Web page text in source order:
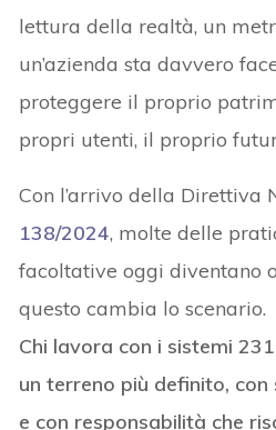
lettura della realtà, un
un’azienda sta davvero
proteggere il proprio
propri utenti, il proprio
Con l’arrivo della Direttiva
138/2024, molte delle
facoltative oggi diventano
questo cambia lo scenario.
Chi lavora con i sistemi
un terreno più definito,
e con responsabilità che